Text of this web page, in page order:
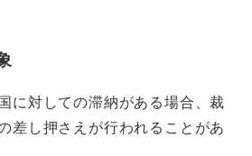
に対しての滞納がある場合、裁
差し押さえが行われることがあ